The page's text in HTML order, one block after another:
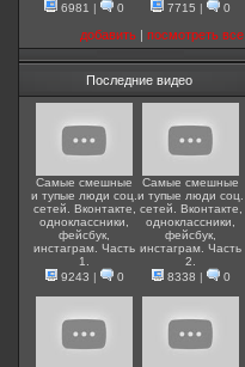
6981 | 0
7715 | 0
добавить | посмотреть все
Последние видео
Самые смешные
и тупые люди соц.
сетей. Вконтакте,
одноклассники,
фейсбук,
инстаграм. Часть
1.
9243 | 0
Самые смешные
и тупые люди соц.
сетей. Вконтакте,
одноклассники,
фейсбук,
инстаграм. Часть
2.
8338 | 0